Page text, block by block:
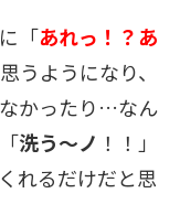
「あれっ！？あ
うようになり、
かったり…なん
洗う～ノ ！！」
れるだけだと思